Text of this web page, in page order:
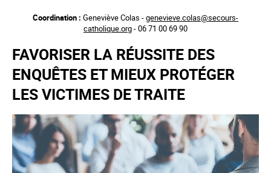
principal
Coordination : Geneviève Colas -genevieve.colas@secours-
catholique.org- 06 71 00 69 90
FAVORISER LA RÉUSSITE DES
ENQUÊTES ET MIEUX PROTÉGER
LES VICTIMES DE TRAITE